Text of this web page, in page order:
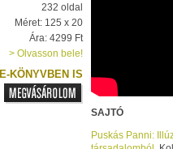
232 oldal
Méret: 125 x 20
Ára: 4299 Ft
> Olvasson bele!
E-KÖNYVBEN IS
SAJTÓ
Puskás Panni: